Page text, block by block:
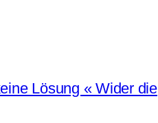
Lösung « Wider die